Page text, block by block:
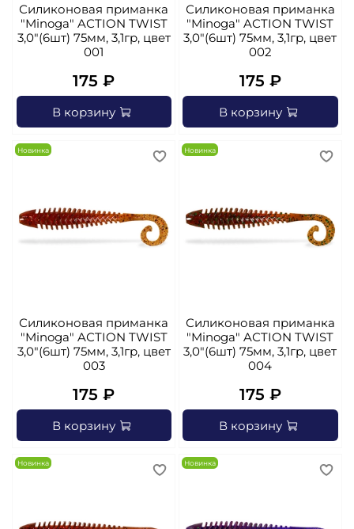
Силиконовая приманка
"Minoga" AСTION TWIST
3,0"(6шт) 75мм, 3,1гр, цвет
001
175 ₽
В корзину
Силиконовая приманка
"Minoga" AСTION TWIST
3,0"(6шт) 75мм, 3,1гр, цвет
002
175 ₽
В корзину
Новинка
Силиконовая приманка
"Minoga" AСTION TWIST
3,0"(6шт) 75мм, 3,1гр, цвет
003
175 ₽
В корзину
Новинка
Силиконовая приманка
"Minoga" AСTION TWIST
3,0"(6шт) 75мм, 3,1гр, цвет
004
175 ₽
В корзину
Новинка Новинка